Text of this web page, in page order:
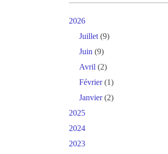
2026
Juillet (9)
Juin (9)
Avril (2)
Février(1)
Janvier(2)
2025
2024
2023